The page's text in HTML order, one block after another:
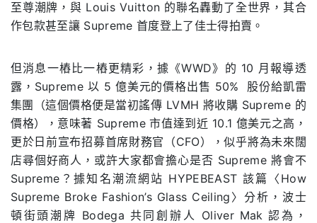
至尊潮牌，與 Louis Vuitton 的聯名轟動了全世界，其合
作包款甚至讓 Supreme 首度登上了佳士得拍賣。
但消息一樁比一樁更精彩，據《WWD》的 10 月報導透
露，Supreme 以 5 億美元的價格出售 50% 股份給凱雷
集團（這個價格便是當初謠傳 LVMH 將收購 Supreme 的
價格），意味著 Supreme 市值達到近 10.1 億美元之高，
更於日前宣布招募首席財務官（CFO），似乎將為未來闊
店尋個好商人，或許大家都會擔心是否 Supreme 將會不
Supreme？據知名潮流網站 HYPEBEAST 該篇〈How
Supreme Broke Fashion’s Glass Ceiling〉分析，波士
頓街頭潮牌 Bodega 共同創辦人 Oliver Mak 認為，